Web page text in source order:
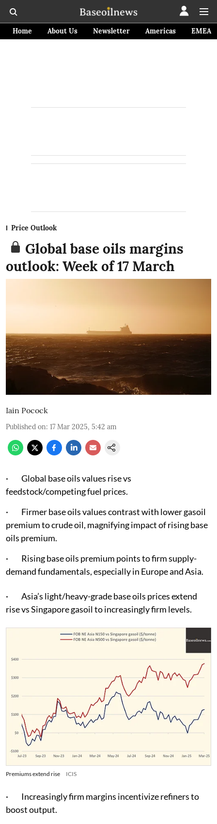
Home About Us Newsletter Americas EMEA
Price Outlook
Global base oils margins
outlook: Week of 17 March
Iain Pocock
Published on: 17 Mar 2025, 5:42 am
· Global base oils values rise vs
feedstock/competing fuel prices.
· Firmer base oils values contrast with lower gasoil
premium to crude oil, magnifying impact of rising base
oils premium.
· Rising base oils premium points to firm supply-
demand fundamentals, especially in Europe and Asia.
· Asia’s light/heavy-grade base oils prices extend
rise vs Singapore gasoil to increasingly firm levels.
Premiums extend rise ICIS
· Increasingly firm margins incentivize refiners to
boost output.